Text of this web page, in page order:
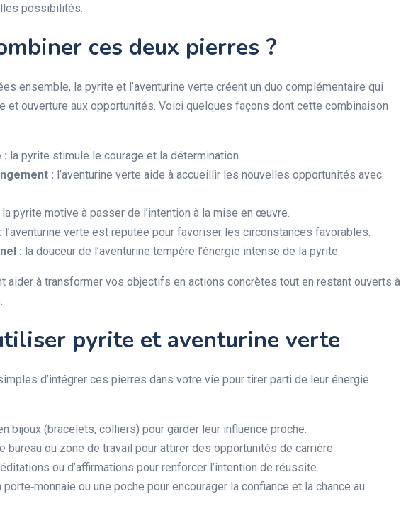
possibilités.
ces deux pierres ?
ensemble, la pyrite et l’aventurine verte créent un duo complémentaire qui
et ouverture aux opportunités. Voici quelques façons dont cette combinaison
: la pyrite stimule le courage et la détermination.
: l’aventurine verte aide à accueillir les nouvelles opportunités avec
la pyrite motive à passer de l’intention à la mise en œuvre.
l’aventurine verte est réputée pour favoriser les circonstances favorables.
: la douceur de l’aventurine tempère l’énergie intense de la pyrite.
aider à transformer vos objectifs en actions concrètes tout en restant ouverts à
pyrite et aventurine verte
d’intégrer ces pierres dans votre vie pour tirer parti de leur énergie
bijoux (bracelets, colliers) pour garder leur influence proche.
bureau ou zone de travail pour attirer des opportunités de carrière.
ou d’affirmations pour renforcer l’intention de réussite.
ou une poche pour encourager la confiance et la chance au
Tourmaline